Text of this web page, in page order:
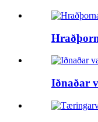
Iðnaðar